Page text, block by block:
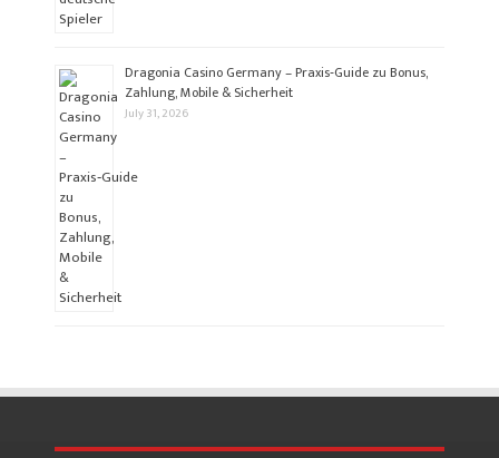
Dragonia Casino Germany – Praxis‑Guide zu Bonus,
Zahlung, Mobile & Sicherheit
July 31, 2026